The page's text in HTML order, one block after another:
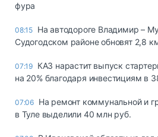
фура
08:15 На автодороге Владимир –
Судогодском районе обновят 2,8
07:19 КАЗ нарастит выпуск
на 20% благодаря инвестициям в
07:06 На ремонт коммунальной и
в Туле выделили 40 млн руб.